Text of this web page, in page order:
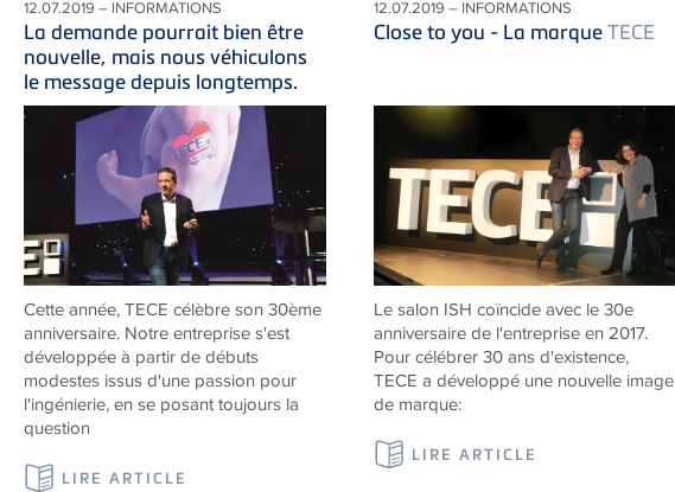
12.07.2019 – INFORMATIONS
La demande pourrait bien être
nouvelle, mais nous véhiculons
le message depuis longtemps.
Cette année, TECE célèbre son 30ème
anniversaire. Notre entreprise s'est
développée à partir de débuts
modestes issus d'une passion pour
l'ingénierie, en se posant toujours la
question
LIRE ARTICLE
12.07.2019 – INFORMATIONS
Close to you - La marqueTECE
Le salon ISH coïncide avec le 30e
anniversaire de l'entreprise en 2017.
Pour célébrer 30 ans d'existence,
TECE a développé une nouvelle image
de marque:
LIRE ARTICLE